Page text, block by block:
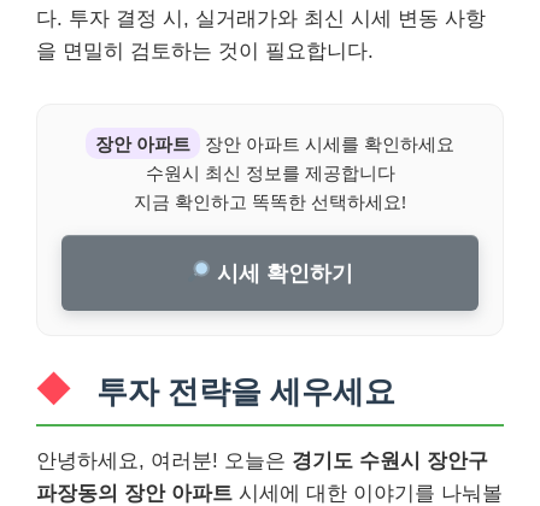
다. 투자 결정 시, 실거래가와 최신 시세 변동 사항
을 면밀히 검토하는 것이 필요합니다.
장안 아파트
장안 아파트 시세를 확인하세요
수원시 최신 정보를 제공합니다
지금 확인하고 똑똑한 선택하세요!
시세 확인하기
투자 전략을 세우세요
안녕하세요, 여러분! 오늘은 경기도 수원시 장안구
파장동의 장안 아파트 시세에 대한 이야기를 나눠볼